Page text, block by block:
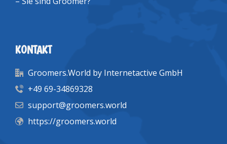
KONTAKT
Groomers.World by Internetactive GmbH
+49 69-34869328
support@groomers.world
https://groomers.world